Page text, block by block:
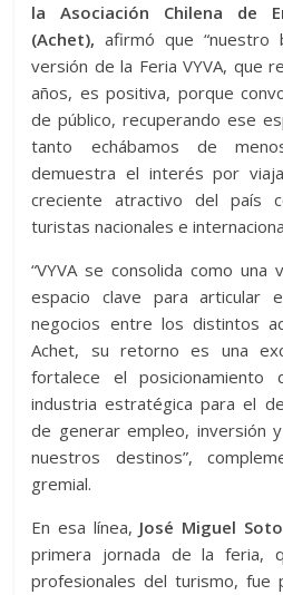
la Asociación Chilena de
(Achet), afirmó que “nuestro
versión de la Feria VYVA, que
años, es positiva, porque
de público, recuperando ese
tanto echábamos de
demuestra el interés por
creciente atractivo del país
turistas nacionales e
“VYVA se consolida como una
espacio clave para articular
negocios entre los distintos
Achet, su retorno es una
fortalece el posicionamiento
industria estratégica para el
de generar empleo, inversión
nuestros destinos”,
gremial.
En esa línea, José Miguel
primera jornada de la feria,
profesionales del turismo, fue